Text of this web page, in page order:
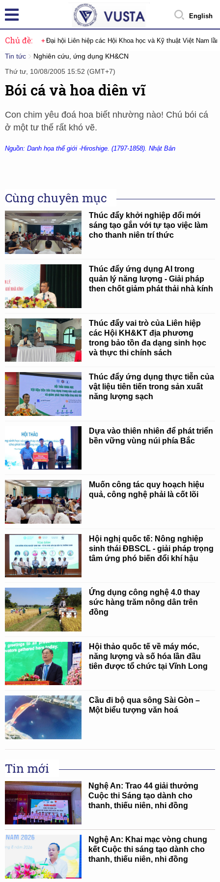
English
Chủ đề: Đại hội Liên hiệp các Hội Khoa học và Kỹ thuật Việt Nam
Tin tức
Nghiên cứu, ứng dụng KH&CN
Thứ tư, 10/08/2005 15:52 (GMT+7)
Bói cá và hoa diên vĩ
Con chim yêu đoá hoa biết nhường nào! Chú bói cá
ở một tư thế rất khó vẽ.
Nguồn: Danh họa thế giới -Hiroshige. (1797-1858). Nhật Bản
Cùng chuyên mục
Thúc đẩy khởi nghiệp đổi mới
sáng tạo gắn với tự tạo việc làm
cho thanh niên trí thức
Thúc đẩy ứng dụng AI trong
quản lý năng lượng - Giải pháp
then chốt giảm phát thải nhà kính
Thúc đẩy vai trò của Liên hiệp
các Hội KH&KT địa phương
trong bảo tồn đa dạng sinh học
và thực thi chính sách
Thúc đẩy ứng dụng thực tiễn của
vật liệu tiên tiến trong sản xuất
năng lượng sạch
Dựa vào thiên nhiên để phát triển
bền vững vùng núi phía Bắc
Muốn công tác quy hoạch hiệu
quả, công nghệ phải là cốt lõi
Hội nghị quốc tế: Nông nghiệp
sinh thái ĐBSCL - giải pháp trọng
tâm ứng phó biến đổi khí hậu
Ứng dụng công nghệ 4.0 thay
sức hàng trăm nông dân trên
đồng
Hội thảo quốc tế về máy móc,
năng lượng và số hóa lần đầu
tiên được tổ chức tại Vĩnh Long
Cầu đi bộ qua sông Sài Gòn –
Một biểu tượng văn hoá
Tin mới
Nghệ An: Trao 44 giải thưởng
Cuộc thi Sáng tạo dành cho
thanh, thiếu niên, nhi đồng
Nghệ An: Khai mạc vòng chung
kết Cuộc thi sáng tạo dành cho
thanh, thiếu niên, nhi đồng